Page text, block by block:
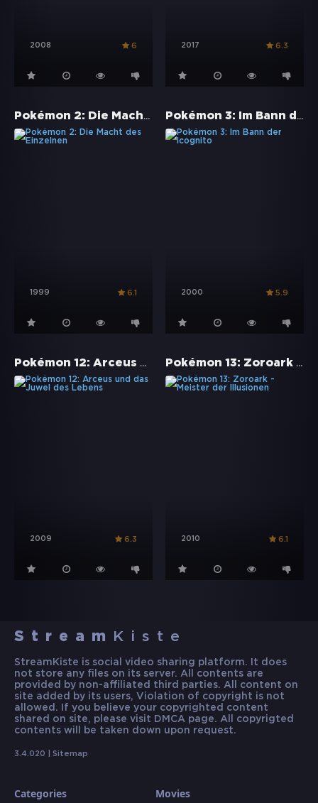
2008 6 2017 6.3
Pokémon 2: Die Macht des Einzelnen
1999 6.1
Pokémon 3: Im Bann der Icognito
2000 5.9
Pokémon 12: Arceus und das Juwel des Lebens
2009 6.3
Pokémon 13: Zoroark - Meister der Illusionen
2010 6.1
Stream Kiste
StreamKiste is social video sharing platform. It does
not store any files on its server. All contents are
provided by non-affiliated third parties. All content on
site added by its users, Violation of copyright is not
allowed. If you believe your copyrighted content
shared on site, please visit DMCA page. All copyrigted
contents will be taken down upon request.
3.4.020 | Sitemap
Categories Movies